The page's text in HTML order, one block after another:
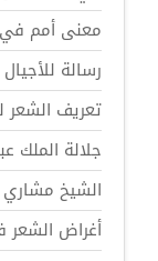
معنى أمم في
رسالة
تعريف الشعر
جلالة الملك
الشيخ
أغراض الشعر